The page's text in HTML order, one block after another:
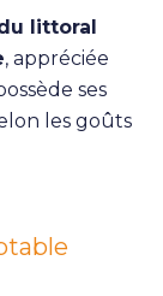
littoral
, appréciée
ses
les goûts